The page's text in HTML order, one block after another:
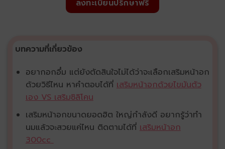
ลงทะเบียนปรึกษาฟรี
บทความที่เกี่ยวข้อง
อยากอกอึ๋ม แต่ยังตัดสินใจไม่ได้ว่าจะเลือกเสริมหน้าอก
ด้วยวิธีไหน หาคำตอบได้ที่ เสริมหน้าอกด้วยไขมันตัว
เอง VS เสริมซิลิโคน
เสริมหน้าอกขนาดยอดฮิต ใหญ่กำลังดี อยากรู้ว่าทำ
นมแล้วจะสวยแค่ไหน ติดตามได้ที่ เสริมหน้าอก
300cc